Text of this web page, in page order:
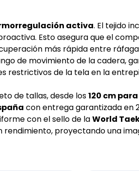
activa. El tejido
Esto asegura que el
más rápida entre
de movimiento de la cadera,
restrictivos de la tela en la
de tallas, desde los120 cm
con entrega garantizada en
con el sello de laWorld
proyectando una